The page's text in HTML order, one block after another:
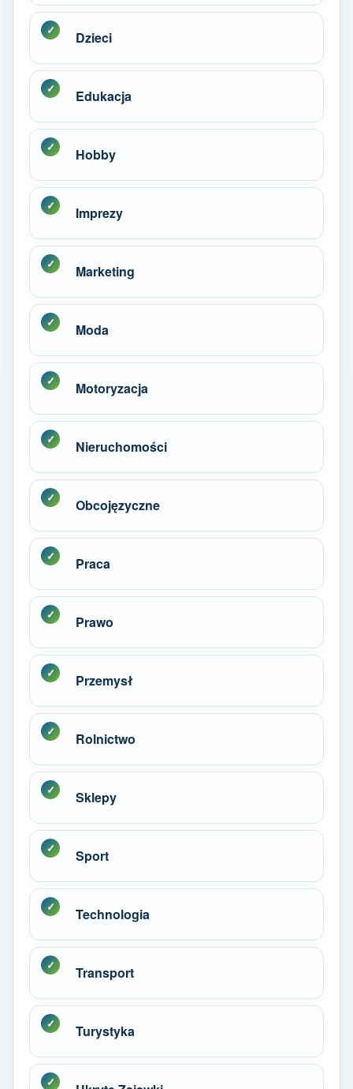
Dzieci
Edukacja
Hobby
Imprezy
Marketing
Moda
Motoryzacja
Nieruchomości
Obcojęzyczne
Praca
Prawo
Przemysł
Rolnictwo
Sklepy
Sport
Technologia
Transport
Turystyka